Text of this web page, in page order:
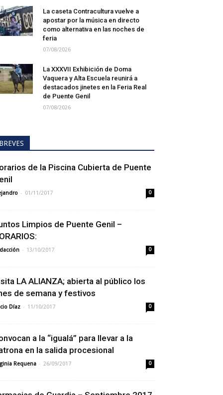
La caseta Contracultura vuelve a
apostar por la música en directo
como alternativa en las noches de
feria
07/08/2026
La XXXVII Exhibición de Doma
Vaquera y Alta Escuela reunirá a
destacados jinetes en la Feria Real
de Puente Genil
07/08/2026
de la Piscina Cubierta de Puente
- 01/11/2017 0
Limpios de Puente Genil –
- 13/10/2017 0
LA ALIANZA; abierta al público los
de semana y festivos
Díaz - 11/10/2017 0
a la “igualá” para llevar a la
en la salida procesional
Requena - 26/09/2017 0